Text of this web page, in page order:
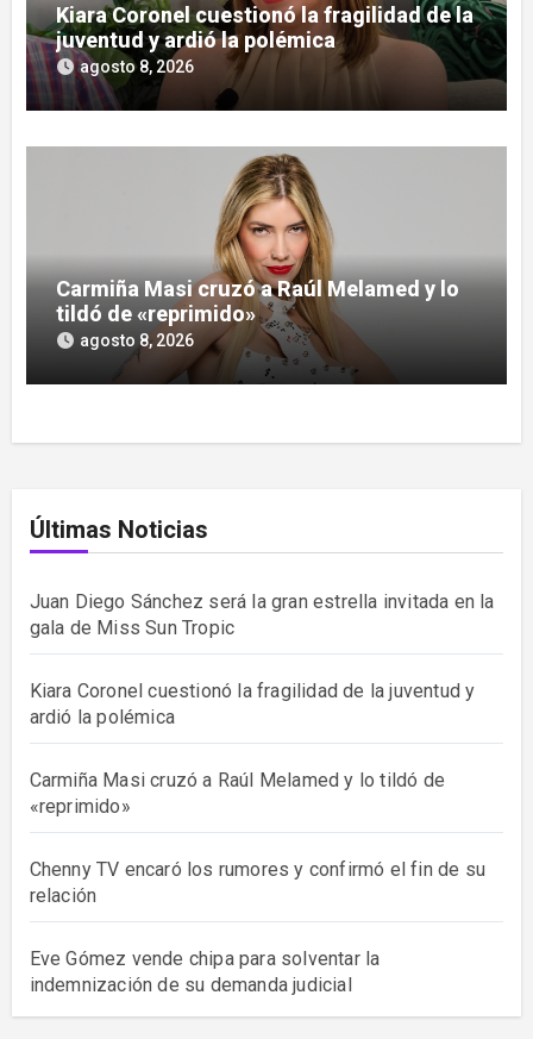
Kiara Coronel cuestionó la fragilidad de la
juventud y ardió la polémica
agosto 8, 2026
Carmiña Masi cruzó a Raúl Melamed y lo
tildó de «reprimido»
agosto 8, 2026
Últimas Noticias
Juan Diego Sánchez será la gran estrella invitada en la
gala de Miss Sun Tropic
Kiara Coronel cuestionó la fragilidad de la juventud y
ardió la polémica
Carmiña Masi cruzó a Raúl Melamed y lo tildó de
«reprimido»
Chenny TV encaró los rumores y confirmó el fin de su
relación
Eve Gómez vende chipa para solventar la
indemnización de su demanda judicial